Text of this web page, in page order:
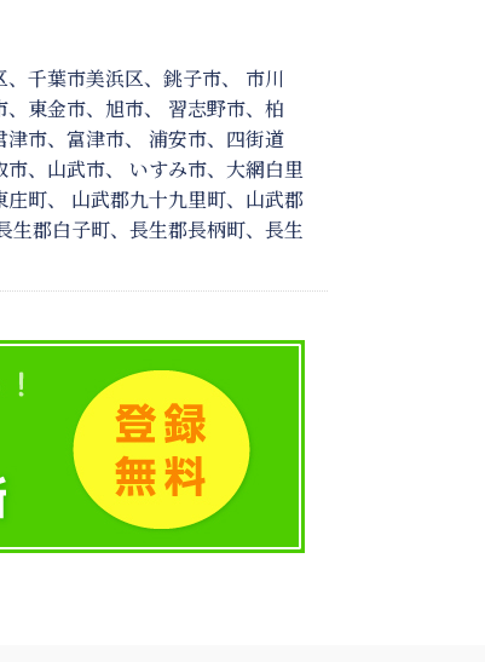
千葉市美浜区、銚子市、 市川
東金市、旭市、 習志野市、柏
市、富津市、 浦安市、四街道
、山武市、 いすみ市、大網白里
町、 山武郡九十九里町、山武郡
生郡白子町、長生郡長柄町、長生